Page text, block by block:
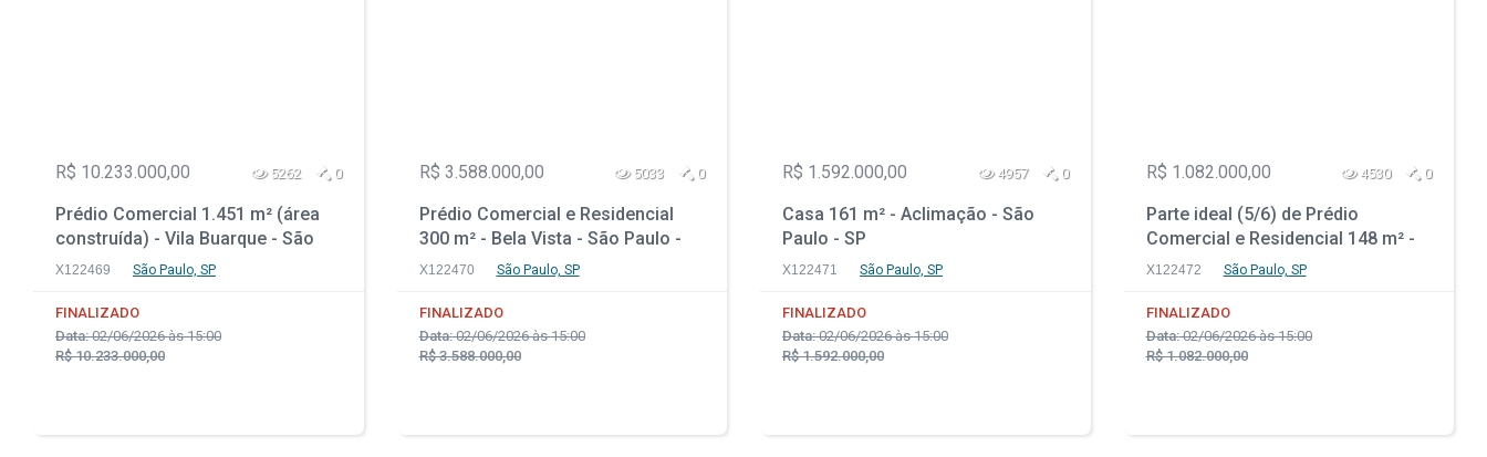
R$ 10.233.000,00 5262 0
Prédio Comercial 1.451 m² (área
construída) - Vila Buarque - São
Paulo - SP
X122469 São Paulo, SP
FINALIZADO
Data:02/06/2026 às 15:00
R$ 10.233.000,00
R$ 3.588.000,00 5033 0
Prédio Comercial e Residencial
300 m² - Bela Vista - São Paulo -
SP
X122470 São Paulo, SP
FINALIZADO
Data:02/06/2026 às 15:00
R$ 3.588.000,00
R$ 1.592.000,00 4957 0
Casa 161 m² - Aclimação - São
Paulo - SP
X122471 São Paulo, SP
FINALIZADO
Data:02/06/2026 às 15:00
R$ 1.592.000,00
R$ 1.082.000,00 4530 0
Parte ideal (5/6) de Prédio
Comercial e Residencial 148 m² -
Lapa - São Paulo - SP
X122472 São Paulo, SP
FINALIZADO
Data:02/06/2026 às 15:00
R$ 1.082.000,00